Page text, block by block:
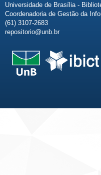
Universidade de Brasília -
Coordenadoria de Gestão da
(61) 3107-2683
repositorio@unb.br